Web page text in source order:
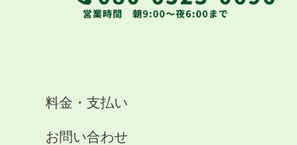
料金・支払い
お問い合わせ